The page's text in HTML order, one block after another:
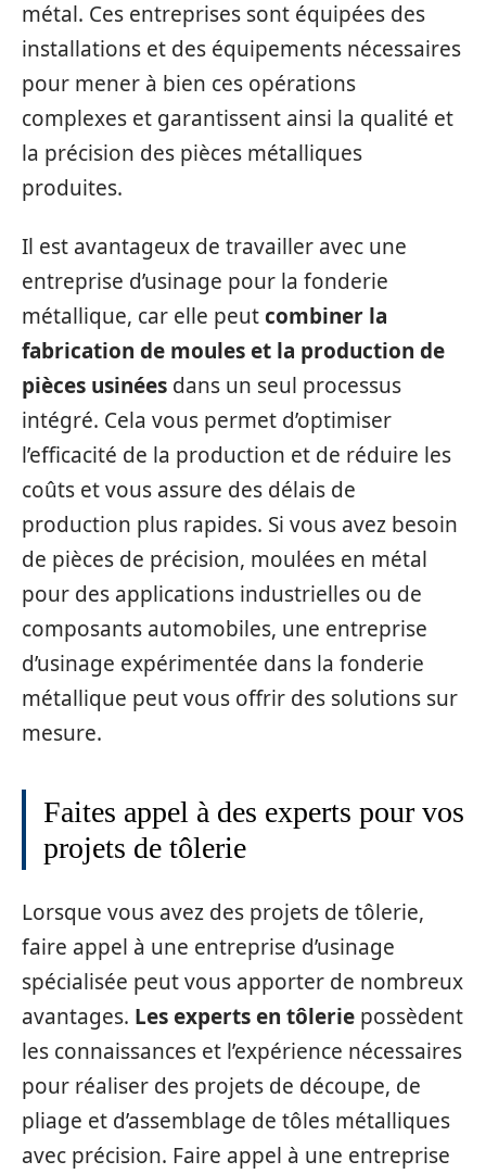
métal. Ces entreprises sont équipées des
installations et des équipements nécessaires
pour mener à bien ces opérations
complexes et garantissent ainsi la qualité et
la précision des pièces métalliques
produites.
Il est avantageux de travailler avec une
entreprise d’usinage pour la fonderie
métallique, car elle peutcombiner la
fabrication de moules et la production de
pièces usinées dans un seul processus
intégré. Cela vous permet d’optimiser
l’efficacité de la production et de réduire les
coûts et vous assure des délais de
production plus rapides. Si vous avez besoin
de pièces de précision, moulées en métal
pour des applications industrielles ou de
composants automobiles, une entreprise
d’usinage expérimentée dans la fonderie
métallique peut vous offrir des solutions sur
mesure.
Faites appel à des experts pour vos
projets de tôlerie
Lorsque vous avez des projets de tôlerie,
faire appel à une entreprise d’usinage
spécialisée peut vous apporter de nombreux
avantages. Lesexperts en tôlerie possèdent
les connaissances et l’expérience nécessaires
pour réaliser des projets de découpe, de
pliage et d’assemblage de tôles métalliques
avec précision. Faire appel à une entreprise